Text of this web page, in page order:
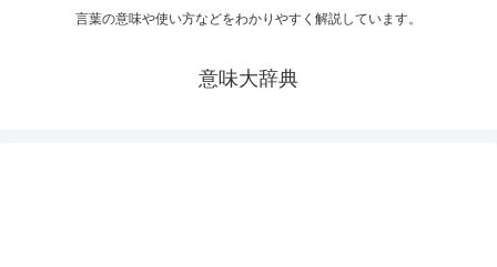
言葉の意味や使い方などをわかりやすく解説しています。
意味大辞典